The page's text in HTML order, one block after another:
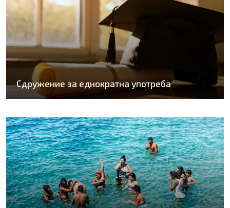
Сдружение за еднократна употреба